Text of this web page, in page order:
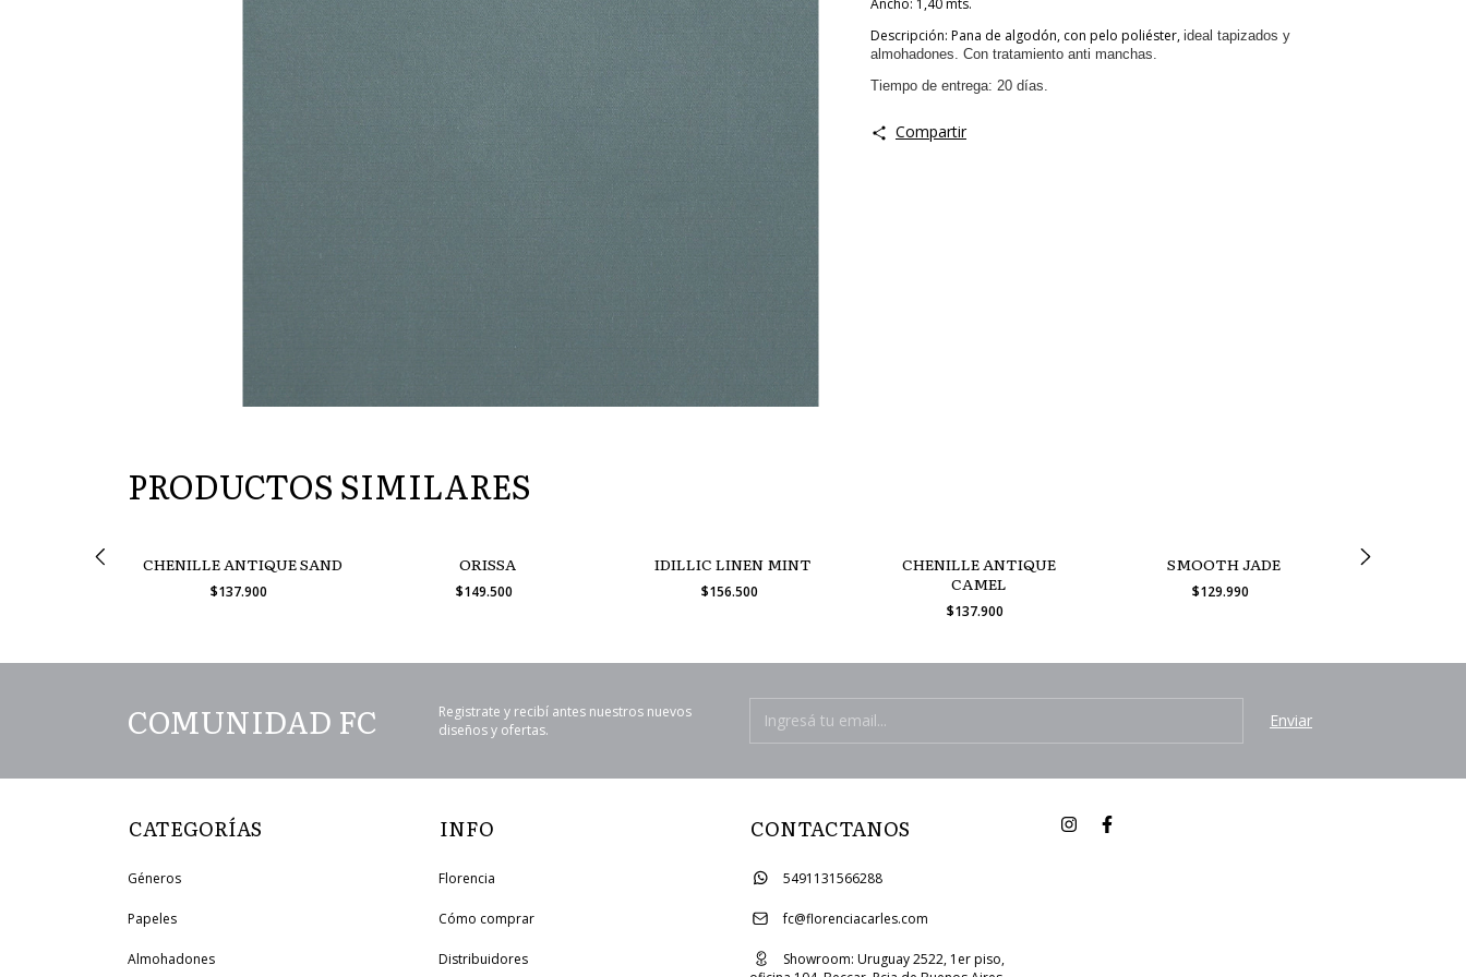
Ancho: 1,40 mts.
Descripción: Pana de algodón, con pelo poliéster, ideal tapizados y
almohadones. Con tratamiento anti manchas.
Tiempo de entrega: 20 días.
Compartir
PRODUCTOS SIMILARES
CHENILLE ANTIQUE SAND
$137.900
ORISSA
$149.500
IDILLIC LINEN MINT
$156.500
CHENILLE ANTIQUE
CAMEL
$137.900
SMOOTH JADE
$129.990
COMUNIDAD FC
Registrate y recibí antes nuestros nuevos
diseños y ofertas.
CATEGORÍAS
Géneros
Papeles
Almohadones
INFO
Florencia
Cómo comprar
Distribuidores
CONTACTANOS
5491131566288
fc@florenciacarles.com
Showroom: Uruguay 2522, 1er piso,